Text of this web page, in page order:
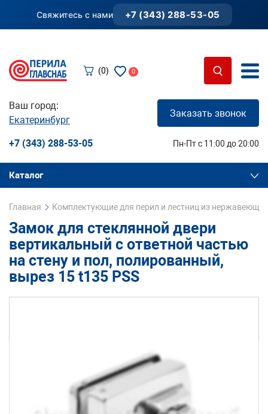
Свяжитесь с нами +7 (343) 288-53-05
(0) 0
Ваш город:
Екатеринбург
Заказать звонок
+7 (343) 288-53-05 Пн-Пт с 11:00 до 20:00
Каталог
Главная Комплектующие для перил и лестниц из
Замок для стеклянной двери
вертикальный с ответной частью
на стену и пол, полированный,
вырез 15 t135 PSS